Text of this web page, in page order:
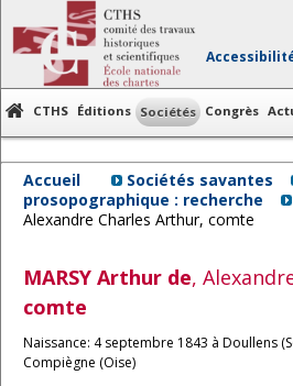
CTHS Éditions Sociétés Congrès
Accueil Sociétés savantes
prosopographique : recherche
Alexandre Charles Arthur, comte
MARSY Arthur de,
comte
Naissance: 4 septembre 1843 à Doullens
Compiègne (Oise)